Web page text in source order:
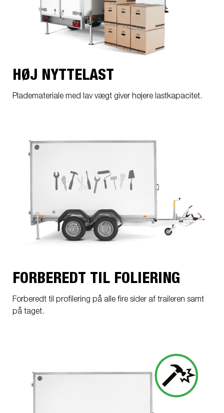
HØJ NYTTELAST
Plademateriale med lav vægt giver højere lastkapacitet.
FORBEREDT TIL FOLIERING
Forberedt til profilering på alle fire sider af traileren samt
på taget.